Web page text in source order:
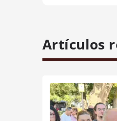
Artículos